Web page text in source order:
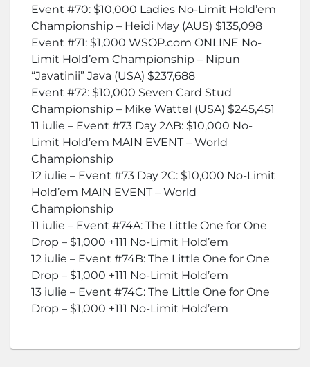
Event #70: $10,000 Ladies No-Limit Hold’em
Championship – Heidi May (AUS) $135,098
Event #71: $1,000 WSOP.com ONLINE No-
Limit Hold’em Championship – Nipun
“Javatinii” Java (USA) $237,688
Event #72: $10,000 Seven Card Stud
Championship – Mike Wattel (USA) $245,451
11 iulie – Event #73 Day 2AB: $10,000 No-
Limit Hold’em MAIN EVENT – World
Championship
12 iulie – Event #73 Day 2C: $10,000 No-Limit
Hold’em MAIN EVENT – World
Championship
11 iulie – Event #74A: The Little One for One
Drop – $1,000 +111 No-Limit Hold’em
12 iulie – Event #74B: The Little One for One
Drop – $1,000 +111 No-Limit Hold’em
13 iulie – Event #74C: The Little One for One
Drop – $1,000 +111 No-Limit Hold’em